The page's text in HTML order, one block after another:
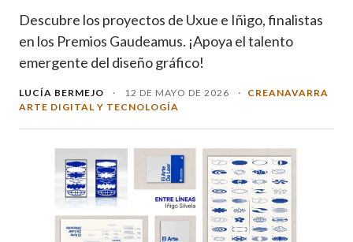
Descubre los proyectos de Uxue e Iñigo, finalistas
en los Premios Gaudeamus. ¡Apoya el talento
emergente del diseño gráfico!
LUCÍA BERMEJO · 12 DE MAYO DE 2026 ·
CREANAVARRA
ARTE DIGITAL Y TECNOLOGÍA